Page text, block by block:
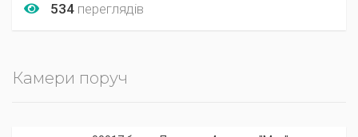
534 переглядів
Камери поруч